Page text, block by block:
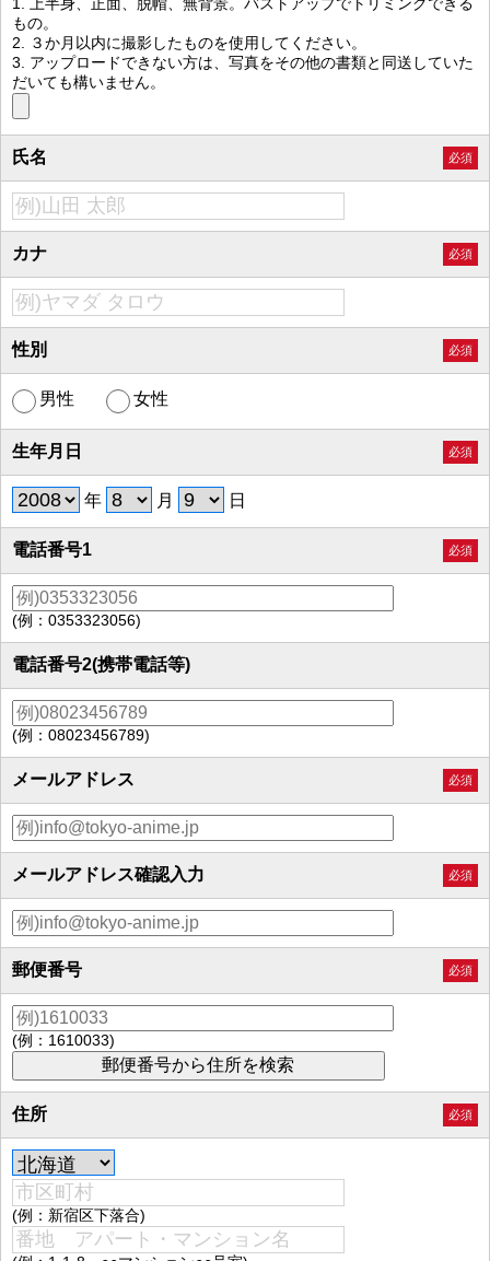
もの。
2. ３か月以内に撮影したものを使用してください。
3. アップロードできない方は、写真をその他の書類と同送していた
だいても構いません。
氏名 必須
カナ 必須
性別 必須
男性 女性
生年月日 必須
年 月 日
電話番号1 必須
(例：0353323056)
電話番号2(携帯電話等)
(例：08023456789)
メールアドレス 必須
メールアドレス確認入力 必須
郵便番号 必須
(例：1610033)
住所 必須
(例：新宿区下落合)